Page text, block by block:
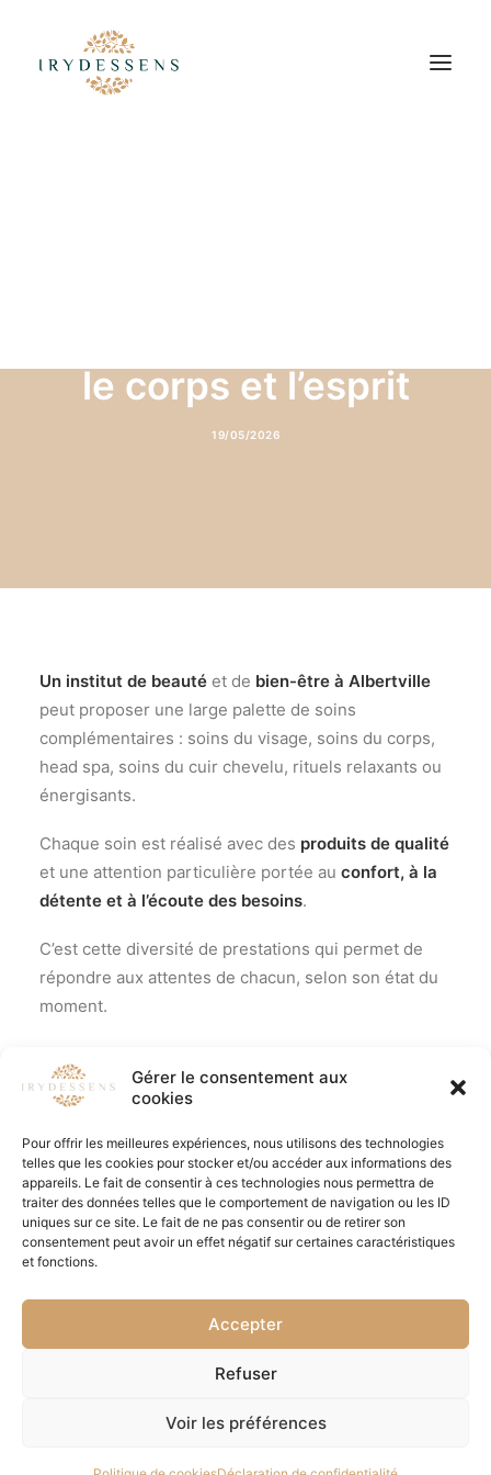
Gérer le consentement aux
cookies
Pour offrir les meilleures expériences, nous utilisons des technologies
telles que les cookies pour stocker et/ou accéder aux informations des
appareils. Le fait de consentir à ces technologies nous permettra de
traiter des données telles que le comportement de navigation ou les ID
uniques sur ce site. Le fait de ne pas consentir ou de retirer son
consentement peut avoir un effet négatif sur certaines caractéristiques
et fonctions.
Accepter
Refuser
Voir les préférences
le corps et l’esprit
19/05/2026
Un institut de beauté et de bien-être à Albertville
peut proposer une large palette de soins
complémentaires : soins du visage, soins du corps,
head spa, soins du cuir chevelu, rituels relaxants ou
énergisants.
Chaque soin est réalisé avec des produits de qualité
et une attention particulière portée au confort, à la
détente et à l’écoute des besoins.
C’est cette diversité de prestations qui permet de
répondre aux attentes de chacun, selon son état du
moment.
Irydessens
Albertville. | Tous droits réservés.